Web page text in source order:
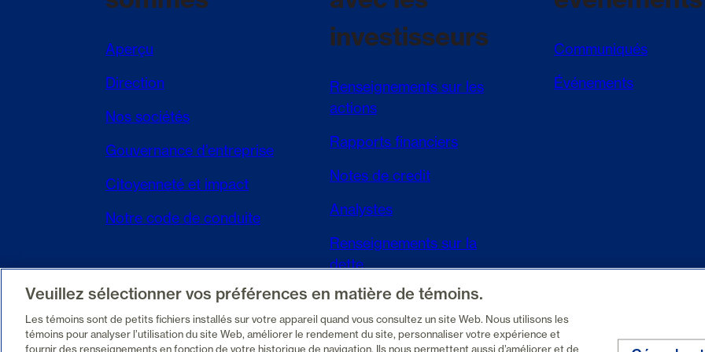
Aperçu
Direction
Nos sociétés
Gouvernance d’entreprise
Citoyenneté et impact
Notre code de conduite
investisseurs
Renseignements sur les
actions
Rapports financiers
Notes de credit
Analystes
Renseignements sur la
dette
SEDAR+
Communiqués
Événements
Veuillez sélectionner vos préférences en matière de témoins.
Les témoins sont de petits fichiers installés sur votre appareil quand vous consultez un site Web. Nous utilisons les
témoins pour analyser l’utilisation du site Web, améliorer le rendement du site, personnaliser votre expérience et
fournir des renseignements en fonction de votre historique de navigation. Ils nous permettent aussi d’améliorer et de